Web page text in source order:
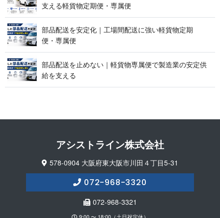
支える軽貨物定期便 ・ 専 属 便
部品配送を安定化｜工場間配送に強い軽貨物定期
便 ・ 専 属 便
部品配送を止めない｜軽貨物専属便で製造業の安定供
給 を 支 え る
アシストライン 株 式 会 社
578-0904 大阪府東大阪市川田４丁目5-31
072-968-3320
072-968-3321